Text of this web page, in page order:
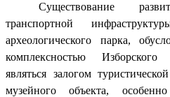
Существование
транспортной
археологического парка,
комплексностью Изборского
являться залогом
музейного объекта,